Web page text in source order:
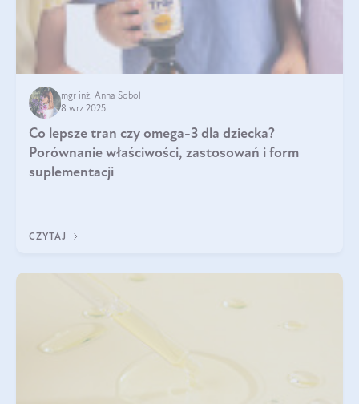
mgr inż. Anna Sobol
8 wrz 2025
Co lepsze tran czy omega-3 dla dziecka?
Porównanie właściwości, zastosowań i form
suplementacji
CZYTAJ